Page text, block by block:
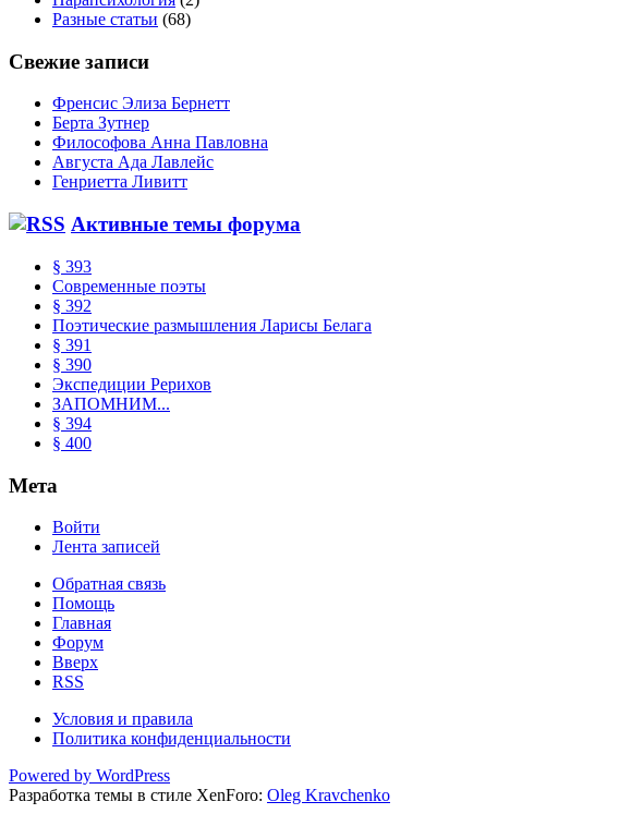
Разные статьи (68)
Свежие записи
Френсис Элиза Бернетт
Берта Зутнер
Философова Анна Павловна
Августа Ада Лавлейс
Генриетта Ливитт
Активные темы форума
§ 393
Современные поэты
§ 392
Поэтические размышления Ларисы Белага
§ 391
§ 390
Экспедиции Рерихов
ЗАПОМНИМ...
§ 394
§ 400
Мета
Войти
Лента записей
Обратная связь
Помощь
Главная
Форум
Вверх
RSS
Условия и правила
Политика конфиденциальности
Powered by WordPress
Разработка темы в стиле XenForo: Oleg Kravchenko